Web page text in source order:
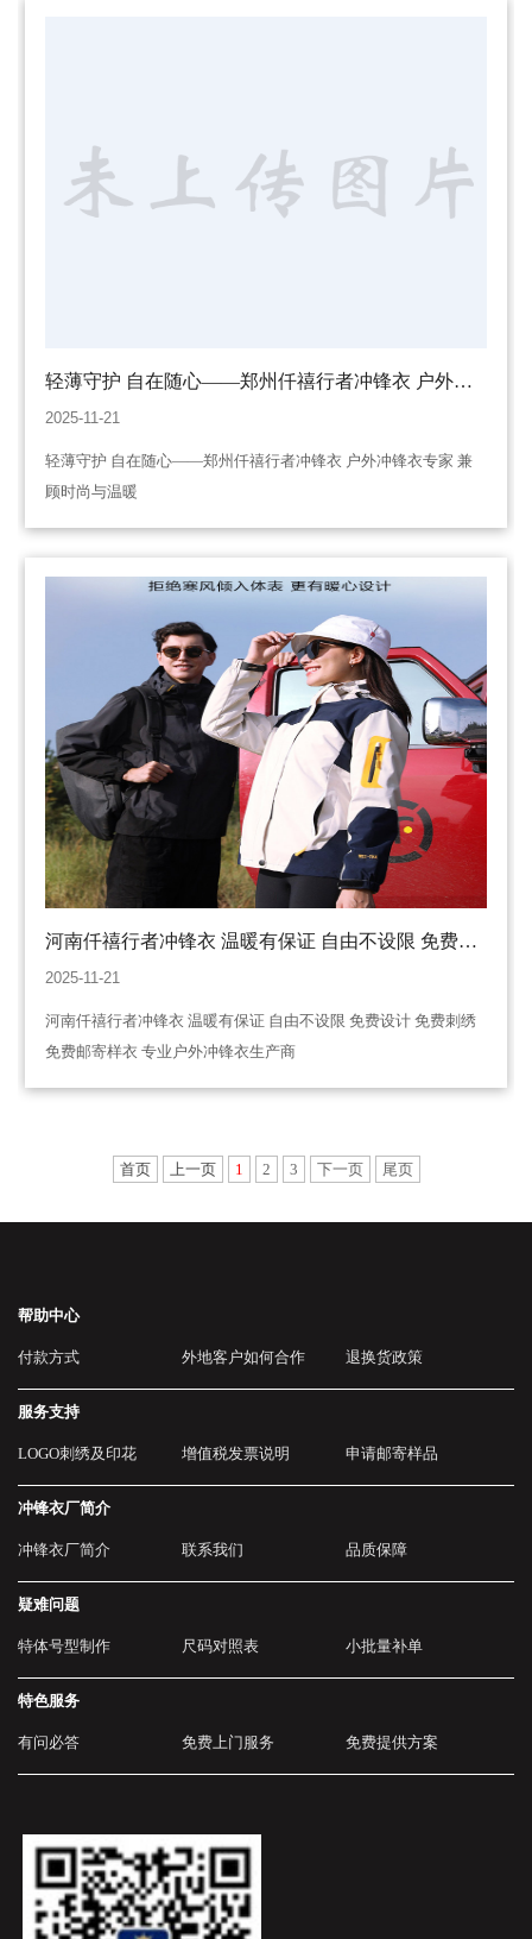
轻薄守护 自在随心——郑州仟禧行者冲锋衣 户外冲
锋衣专家 兼顾时尚与温暖
2025-11-21
轻薄守护 自在随心——郑州仟禧行者冲锋衣 户外冲锋衣专家 兼
顾时尚与温暖
河南仟禧行者冲锋衣 温暖有保证 自由不设限 免费设
计 免费刺绣 免费邮寄样衣 专业户外冲锋衣生产商
2025-11-21
河南仟禧行者冲锋衣 温暖有保证 自由不设限 免费设计 免费刺绣
免费邮寄样衣 专业户外冲锋衣生产商
首页 上一页 1 2 3 下一页 尾页
帮助中心
付款方式 外地客户如何合作 退换货政策
服务支持
LOGO刺绣及印花 增值税发票说明 申请邮寄样品
冲锋衣厂简介
冲锋衣厂简介 联系我们 品质保障
疑难问题
特体号型制作 尺码对照表 小批量补单
特色服务
有问必答 免费上门服务 免费提供方案